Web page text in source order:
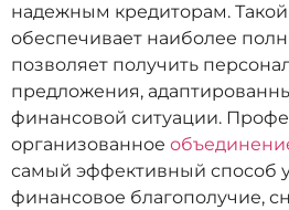
надежным кредиторам.
обеспечивает наиболее
позволяет получить
предложения,
финансовой ситуации.
организованное
самый эффективный способ
финансовое благополучие,